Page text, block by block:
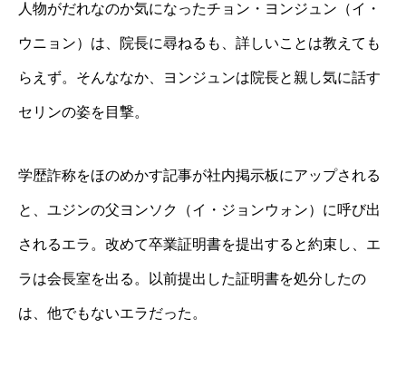
人物がだれなのか気になったチョン・ヨンジュン（イ・
ウニョン）は、院長に尋ねるも、詳しいことは教えても
らえず。そんななか、ヨンジュンは院長と親し気に話す
セリンの姿を目撃。
学歴詐称をほのめかす記事が社内掲示板にアップされる
と、ユジンの父ヨンソク（イ・ジョンウォン）に呼び出
されるエラ。改めて卒業証明書を提出すると約束し、エ
ラは会長室を出る。以前提出した証明書を処分したの
は、他でもないエラだった。